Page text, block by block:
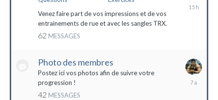
Venez faire part de vos impressions et de vos
entrainements de rue et avec les sangles TRX.
62 MESSAGES
Photo des membres
Postez ici vos photos afin de suivre votre
progression !
42 MESSAGES
18